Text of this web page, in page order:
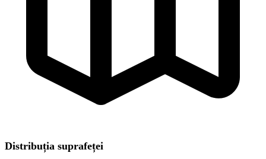
Distribuția suprafeței